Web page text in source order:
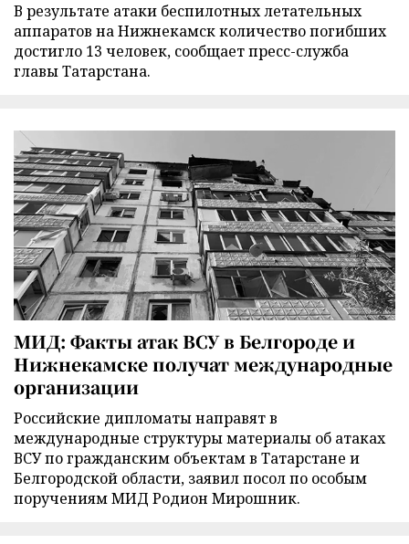
В результате атаки беспилотных летательных
аппаратов на Нижнекамск количество погибших
достигло 13 человек, сообщает пресс-служба
главы Татарстана.
МИД: Факты атак ВСУ в Белгороде и
Нижнекамске получат международные
организации
Российские дипломаты направят в
международные структуры материалы об атаках
ВСУ по гражданским объектам в Татарстане и
Белгородской области, заявил посол по особым
поручениям МИД Родион Мирошник.